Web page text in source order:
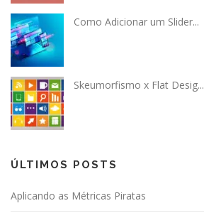
Como Adicionar um Slider...
Skeumorfismo x Flat Desig...
ÚLTIMOS POSTS
Aplicando as Métricas Piratas